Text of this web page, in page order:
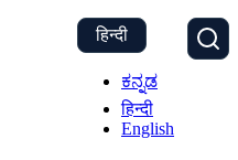
हिन्दी
ಕನ್ನಡ
हिन्दी
English